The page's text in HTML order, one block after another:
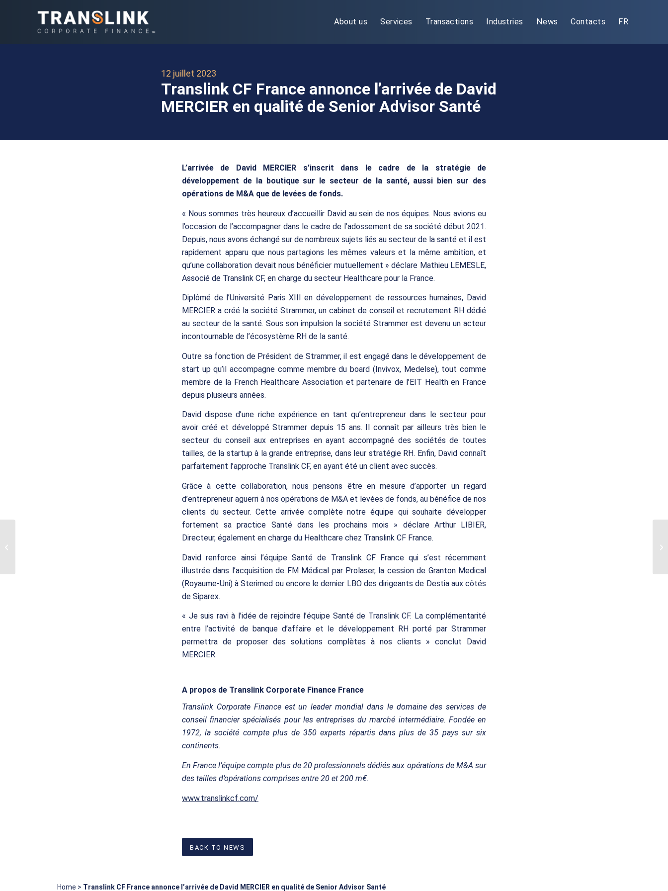
About us Services Transactions Industries News Contacts FR
12 juillet 2023
Translink CF France annonce l’arrivée de David
MERCIER en qualité de Senior Advisor Santé
L’arrivée de David MERCIER s’inscrit dans le cadre de la stratégie de
développement de la boutique sur le secteur de la santé, aussi bien sur des
opérations de M&A que de levées de fonds.
« Nous sommes très heureux d’accueillir David au sein de nos équipes. Nous avions eu
l’occasion de l’accompagner dans le cadre de l’adossement de sa société début 2021.
Depuis, nous avons échangé sur de nombreux sujets liés au secteur de la santé et il est
rapidement apparu que nous partagions les mêmes valeurs et la même ambition, et
qu’une collaboration devait nous bénéficier mutuellement » déclare Mathieu LEMESLE,
Associé de Translink CF, en charge du secteur Healthcare pour la France.
Diplômé de l’Université Paris XIII en développement de ressources humaines, David
MERCIER a créé la société Strammer, un cabinet de conseil et recrutement RH dédié
au secteur de la santé. Sous son impulsion la société Strammer est devenu un acteur
incontournable de l’écosystème RH de la santé.
Outre sa fonction de Président de Strammer, il est engagé dans le développement de
start up qu’il accompagne comme membre du board (Invivox, Medelse), tout comme
membre de la French Healthcare Association et partenaire de l’EIT Health en France
depuis plusieurs années.
David dispose d’une riche expérience en tant qu’entrepreneur dans le secteur pour
avoir créé et développé Strammer depuis 15 ans. Il connaît par ailleurs très bien le
secteur du conseil aux entreprises en ayant accompagné des sociétés de toutes
tailles, de la startup à la grande entreprise, dans leur stratégie RH. Enfin, David connaît
parfaitement l’approche Translink CF, en ayant été un client avec succès.
Grâce à cette collaboration, nous pensons être en mesure d’apporter un regard
d’entrepreneur aguerri à nos opérations de M&A et levées de fonds, au bénéfice de nos
clients du secteur. Cette arrivée complète notre équipe qui souhaite développer
fortement sa practice Santé dans les prochains mois » déclare Arthur LIBIER,
Directeur, également en charge du Healthcare chez Translink CF France.
David renforce ainsi l’équipe Santé de Translink CF France qui s’est récemment
illustrée dans l’acquisition de FM Médical par Prolaser, la cession de Granton Medical
(Royaume-Uni) à Sterimed ou encore le dernier LBO des dirigeants de Destia aux côtés
de Siparex.
« Je suis ravi à l’idée de rejoindre l’équipe Santé de Translink CF. La complémentarité
entre l’activité de banque d’affaire et le développement RH porté par Strammer
permettra de proposer des solutions complètes à nos clients » conclut David
MERCIER.
A propos de Translink Corporate Finance France
Translink Corporate Finance est un leader mondial dans le domaine des services de
conseil financier spécialisés pour les entreprises du marché intermédiaire. Fondée en
1972, la société compte plus de 350 experts répartis dans plus de 35 pays sur six
continents.
En France l’équipe compte plus de 20 professionnels dédiés aux opérations de M&A sur
des tailles d’opérations comprises entre 20 et 200 m€.
www.translinkcf.com/
BACK TO NEWS
Home > Translink CF France annonce l’arrivée de David MERCIER en qualité de Senior Advisor Santé